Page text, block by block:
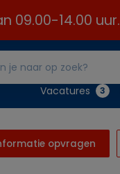
09.00-14.00 uur.
Vacatures 3
opvragen